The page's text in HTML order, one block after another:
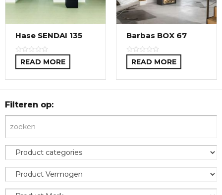
Hase SENDAI 135
READ MORE
Barbas BOX 67
READ MORE
Filteren op: